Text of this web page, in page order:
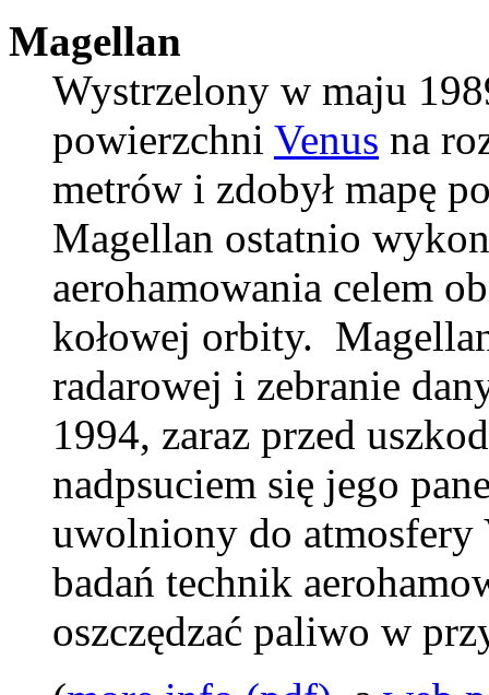
Magellan
Wystrzelony w maju
powierzchni Venus na
metrów i zdobył mapę
Magellan ostatnio
aerohamowania celem
kołowej orbity.
radarowej i zebranie
1994, zaraz przed
nadpsuciem się jego
uwolniony do atmosfery
badań technik
oszczędzać paliwo w